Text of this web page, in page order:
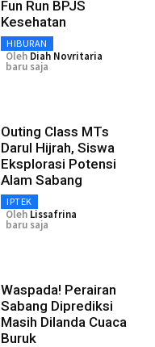
Fun Run BPJS
Kesehatan
HIBURAN
Oleh Diah Novritaria
baru saja
Outing Class MTs
Darul Hijrah, Siswa
Eksplorasi Potensi
Alam Sabang
IPTEK
Oleh Lissafrina
baru saja
Waspada! Perairan
Sabang Diprediksi
Masih Dilanda Cuaca
Buruk